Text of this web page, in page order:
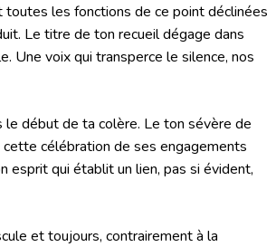
les fonctions de ce point déclinées
Le titre de ton recueil dégage dans
Une voix qui transperce le silence, nos
le début de ta colère. Le ton sévère de
cette célébration de ses engagements
esprit qui établit un lien, pas si évident,
et toujours, contrairement à la